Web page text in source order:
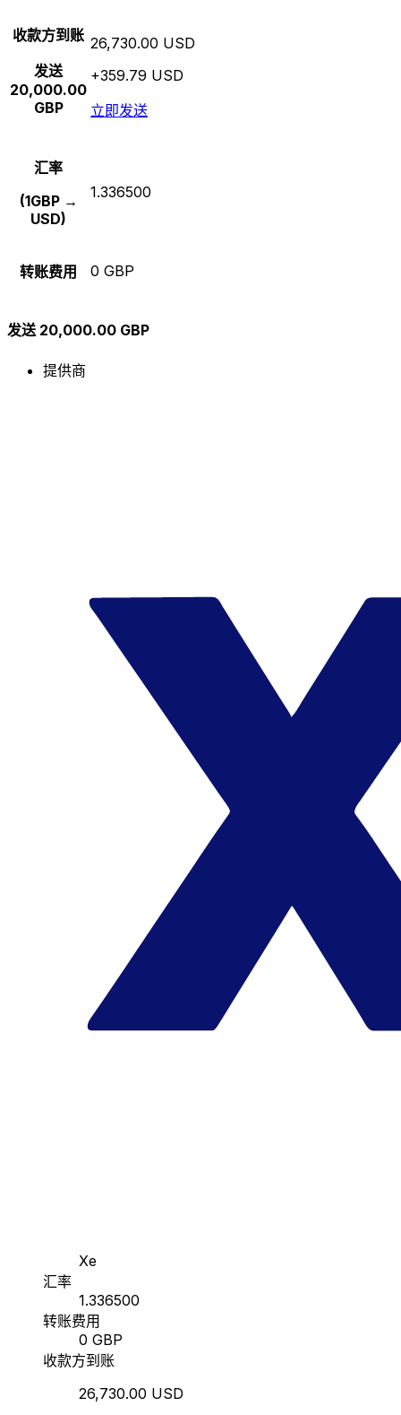
收款方到账
发送
20,000.00
GBP
26,730.00 USD
+359.79 USD
立即发送
汇率
(1GBP →
USD)
1.336500
转账费用 0 GBP
发送 20,000.00 GBP
提供商
Xe
汇率
1.336500
转账费用
0 GBP
收款方到账
26,730.00 USD